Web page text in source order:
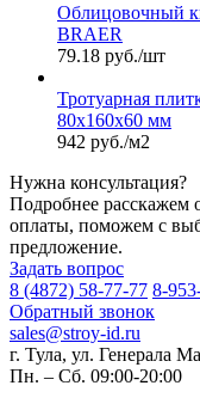
Облицовочный
BRAER
79.18 руб./шт
Тротуарная
80х160х60 мм
942 руб./м2
Нужна консультация?
Подробнее расскажем
оплаты, поможем с
предложение.
Задать вопрос
8 (4872) 58-77-77 8-
Обратный звонок
sales@stroy-id.ru
г. Тула, ул. Генерала
Пн. – Cб. 09:00-20:00